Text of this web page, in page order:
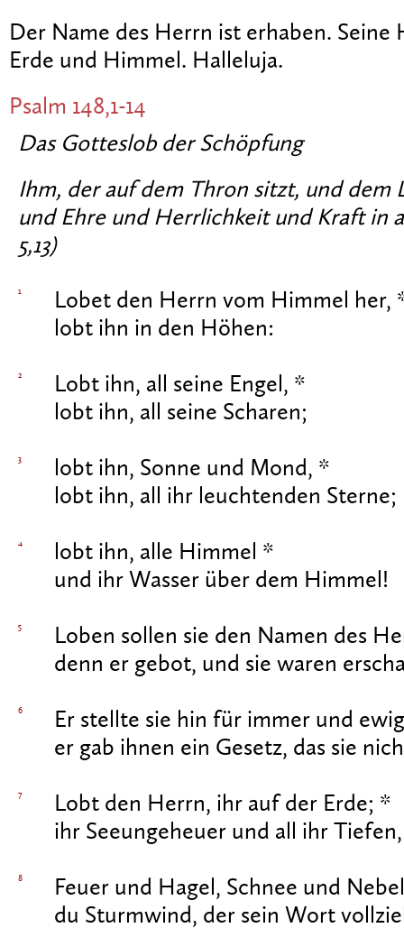
Der Name des Herrn ist erhaben.
Erde und Himmel. Halleluja.
Psalm 148,1-14
Das Gotteslob der Schöpfung
Ihm, der auf dem Thron sitzt, und dem
und Ehre und Herrlichkeit und Kraft in
5,13)
1
Lobet den Herrn vom Himmel her,
lobt ihn in den Höhen:
2
Lobt ihn, all seine Engel, *
lobt ihn, all seine Scharen;
3
lobt ihn, Sonne und Mond, *
lobt ihn, all ihr leuchtenden Sterne;
4
lobt ihn, alle Himmel *
und ihr Wasser über dem Himmel!
5
Loben sollen sie den Namen des
denn er gebot, und sie waren
6
Er stellte sie hin für immer und
er gab ihnen ein Gesetz, das sie
7
Lobt den Herrn, ihr auf der Erde; *
ihr Seeungeheuer und all ihr Tiefen,
8
Feuer und Hagel, Schnee und
du Sturmwind, der sein Wort